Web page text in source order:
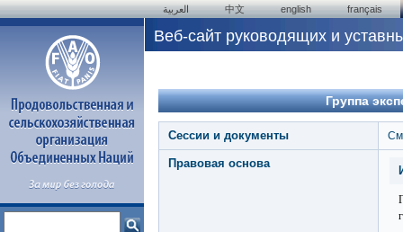
العربية 中文 english français
Веб-сайт руководящих и
Группа
Сессии и документы
Правовая основа